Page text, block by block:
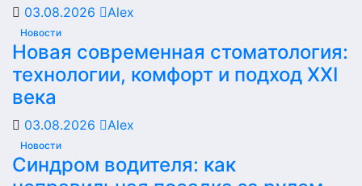
03.08.2026 Alex
Новости
Новая современная стоматология:
технологии, комфорт и подход XXI
века
03.08.2026 Alex
Новости
Синдром водителя: как